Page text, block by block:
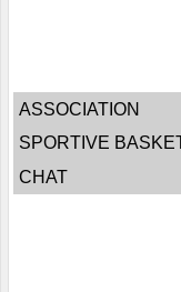
ASSOCIATION
SPORTIVE
CHAT